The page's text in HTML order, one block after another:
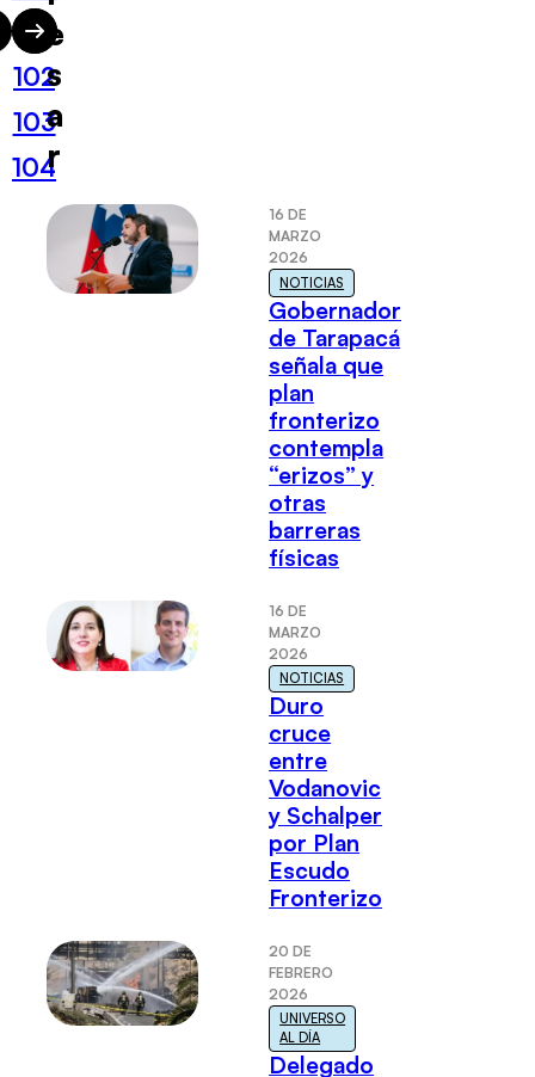
101
102
103
104
e
s
a
r
16 DE
MARZO
2026
NOTICIAS
Gobernador
de Tarapacá
señala que
plan
fronterizo
contempla
“erizos” y
otras
barreras
físicas
16 DE
MARZO
2026
NOTICIAS
Duro
cruce
entre
Vodanovic
y Schalper
por Plan
Escudo
Fronterizo
20 DE
FEBRERO
2026
UNIVERSO
AL DÍA
Delegado